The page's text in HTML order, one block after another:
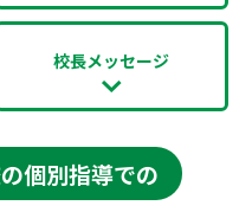
校長メッセージ
個別指導での